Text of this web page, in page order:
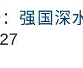
强国深